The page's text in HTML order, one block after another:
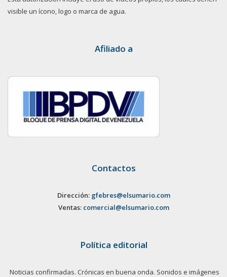
visible un ícono, logo o marca de agua.
Afiliado a
Contactos
Dirección: gfebres@elsumario.com
Ventas: comercial@elsumario.com
Política editorial
Noticias confirmadas. Crónicas en buena onda. Sonidos e imágenes